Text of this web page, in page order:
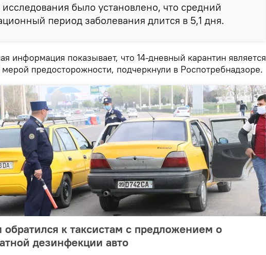
исследования было установлено, что средний
период заболевания длится в 5,1 дня.
информация показывает, что 14-дневный карантин является
предосторожности, подчеркнули в Роспотребнадзоре.
обратился к таксистам с предложением о
дезинфекции авто